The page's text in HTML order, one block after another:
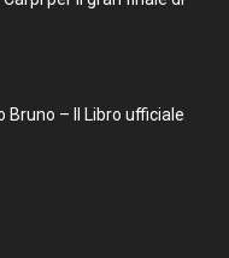
Bruno – Il Libro ufficiale